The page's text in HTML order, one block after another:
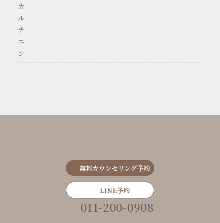
カ
ル
チ
ニ
ン
無料カウンセリング予約
LINE予約
011-200-0908